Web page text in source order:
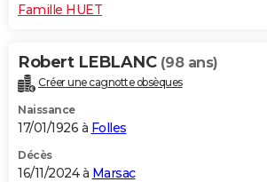
Famille HUET
Robert LEBLANC (98 ans)
Créer une cagnotte obsèques
Naissance
17/01/1926 à Folles
Décès
16/11/2024 à Marsac